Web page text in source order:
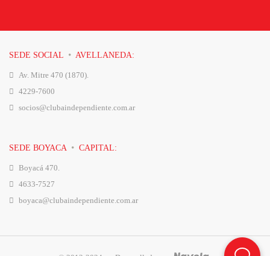
SEDE SOCIAL · AVELLANEDA:
Av. Mitre 470 (1870).
4229-7600
socios@clubaindependiente.com.ar
SEDE BOYACA · CAPITAL:
Boyacá 470.
4633-7527
boyaca@clubaindependiente.com.ar